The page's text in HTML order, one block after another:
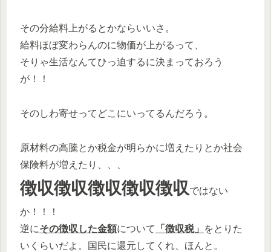
その分給料上がるとかならいいさ。
給料ほぼ変わらんのに物価が上がるって、
そりゃ生活なんてひっ迫するに決まっておろう
が！！
そのしわ寄せってどこにいってるんだろう。
原材料の高騰とか税金が明らかに増えたりとか社会
保険料が増えたり、、、
徴収徴収徴収徴収徴収ではない
か！！！
逆にその徴収した金額について 「徴収税」
をとりた
いくらいだよ。国民に還元してくれ、ほんと。